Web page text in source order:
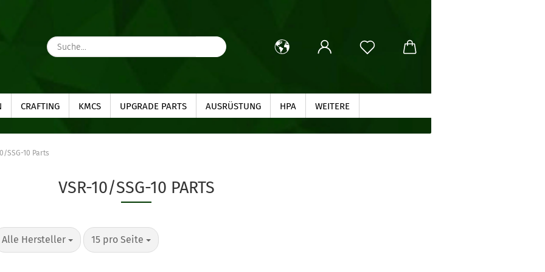
Suche...
CRAFTING KMCS UPGRADE PARTS AUSRÜSTUNG HPA WEITERE
SSG-10 Parts
VSR-10/SSG-10 PARTS
Alle Hersteller
pro Seite 15 pro Seite
pro Seite